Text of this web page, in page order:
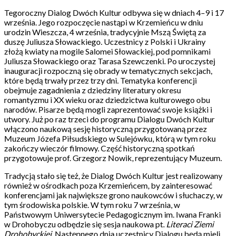
Tegoroczny Dialog Dwóch Kultur odbywa się w dniach 4–9 i 17
września. Jego rozpoczęcie nastąpi w Krzemieńcu w dniu
urodzin Wieszcza, 4 września, tradycyjnie Mszą Świętą za
duszę Juliusza Słowackiego. Uczestnicy z Polski i Ukrainy
złożą kwiaty na mogile Salomei Słowackiej, pod pomnikami
Juliusza Słowackiego oraz Tarasa Szewczenki. Po uroczystej
inauguracji rozpoczną się obrady w tematycznych sekcjach,
które będą trwały przez trzy dni. Tematyka konferencji
obejmuje zagadnienia z dziedziny literatury okresu
romantyzmu i XX wieku oraz dziedzictwa kulturowego obu
narodów. Pisarze będą mogli zaprezentować swoje książki i
utwory. Już po raz trzeci do programu Dialogu Dwóch Kultur
włączono naukową sesję historyczną przygotowaną przez
Muzeum Józefa Piłsudskiego w Sulejówku, którą w tym roku
zakończy wieczór filmowy. Część historyczną spotkań
przygotowuje prof. Grzegorz Nowik, reprezentujący Muzeum.
Tradycją stało się też, że Dialog Dwóch Kultur jest realizowany
również w ośrodkach poza Krzemieńcem, by zainteresować
konferencjami jak największe grono naukowców i słuchaczy, w
tym środowiska polskie. W tym roku 7 września, w
Państwowym Uniwersytecie Pedagogicznym im. Iwana Franki
w Drohobyczu odbędzie się sesja naukowa pt. Literaci Ziemi
Drohobyckiej. Następnego dnia uczestnicy Dialogu będą mieli